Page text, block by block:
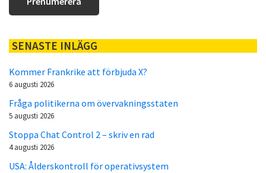
SENASTE INLÄGG
Kommer Frankrike att förbjuda X?
6 augusti 2026
Fråga politikerna om övervakningsstaten
5 augusti 2026
Stoppa Chat Control 2 – skriv en rad
4 augusti 2026
USA: Ålderskontroll för operativsystem